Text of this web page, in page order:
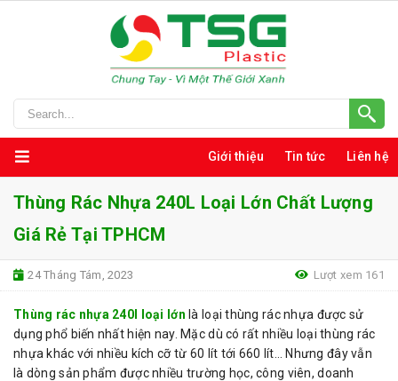
Giới thiệu Tin tức Liên hệ
Thùng Rác Nhựa 240L Loại Lớn Chất Lượng
Giá Rẻ Tại TPHCM
24 Tháng Tám, 2023 Lượt xem 161
Thùng rác nhựa 240l loại lớn là loại thùng rác nhựa được sử
dụng phổ biến nhất hiện nay. Mặc dù có rất nhiều loại thùng rác
nhựa khác với nhiều kích cỡ từ 60 lít tới 660 lít… Nhưng đây vẫn
là dòng sản phẩm được nhiều trường học, công viên, doanh